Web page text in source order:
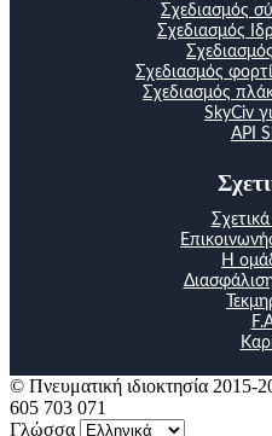
Σχεδιασμός
Σχεδιασμός
Σχεδιασμός
Σχεδιασμός
SkyCiv
API
Η
© Πνευματική ιδιοκτησία
605 703 071
Γλώσσα